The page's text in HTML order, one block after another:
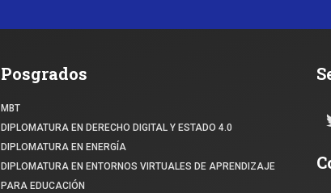
Posgrados
MBT
DIPLOMATURA EN DERECHO DIGITAL Y ESTADO 4.0
DIPLOMATURA EN ENERGÍA
DIPLOMATURA EN ENTORNOS VIRTUALES DE APRENDIZAJE
PARA EDUCACIÓN